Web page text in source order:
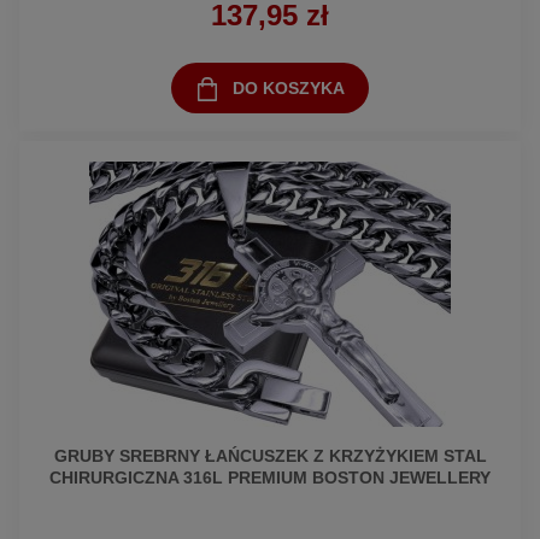
137,95 zł
DO KOSZYKA
GRUBY SREBRNY ŁAŃCUSZEK Z KRZYŻYKIEM STAL
CHIRURGICZNA 316L PREMIUM BOSTON JEWELLERY